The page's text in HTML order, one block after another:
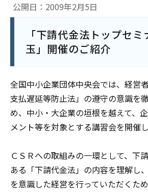
公開日：2009年2月5日
「下請代金法トップセ
玉」開催のご紹介
全国中小企業団体中央会では、経営
支払遅延等防止法」の遵守の意識を
め、中小・大企業の垣根を越えて、
メント等を対象とする講習会を開催し
ＣＳＲへの取組みの一環として、下
ある「下請代金法」の内容を理解し
を意識した経営を行っていただくた